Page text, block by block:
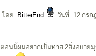
ดย: BitterEnd วันที่: 12 กรก
ตอนนี้ผมอยากเป็นทาส 2สิ่งอบาย